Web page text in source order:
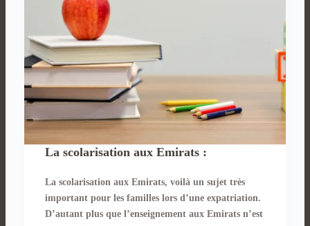
La scolarisation aux Emirats :
La scolarisation aux Emirats, voilà un sujet très
important pour les familles lors d’une expatriation.
D’autant plus que l’enseignement aux Emirats n’est